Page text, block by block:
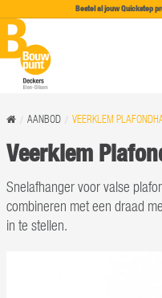
Bestel al jouw Quickstep
AANBOD VEERKLEM
Veerklem
Snelafhanger voor valse
combineren met een draad
in te stellen.